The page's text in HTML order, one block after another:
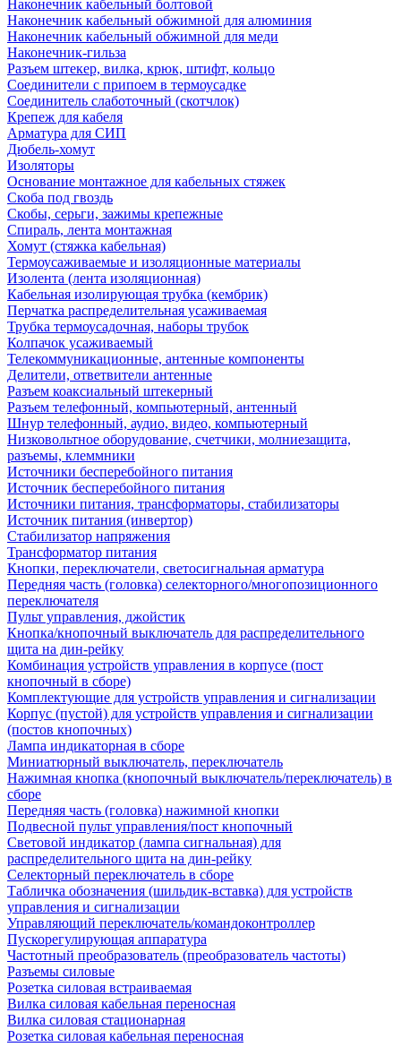
Наконечник кабельный болтовой
Наконечник кабельный обжимной для алюминия
Наконечник кабельный обжимной для меди
Наконечник-гильза
Разъем штекер, вилка, крюк, штифт, кольцо
Соединители с припоем в термоусадке
Соединитель слаботочный (скотчлок)
Крепеж для кабеля
Арматура для СИП
Дюбель-хомут
Изоляторы
Основание монтажное для кабельных стяжек
Скоба под гвоздь
Скобы, серьги, зажимы крепежные
Спираль, лента монтажная
Хомут (стяжка кабельная)
Термоусаживаемые и изоляционные материалы
Изолента (лента изоляционная)
Кабельная изолирующая трубка (кембрик)
Перчатка распределительная усаживаемая
Трубка термоусадочная, наборы трубок
Колпачок усаживаемый
Телекоммуникационные, антенные компоненты
Делители, ответвители антенные
Разъем коаксиальный штекерный
Разъем телефонный, компьютерный, антенный
Шнур телефонный, аудио, видео, компьютерный
Низковольтное оборудование, счетчики, молниезащита,
разъемы, клеммники
Источники бесперебойного питания
Источник бесперебойного питания
Источники питания, трансформаторы, стабилизаторы
Источник питания (инвертор)
Стабилизатор напряжения
Трансформатор питания
Кнопки, переключатели, светосигнальная арматура
Передняя часть (головка) селекторного/многопозиционного
переключателя
Пульт управления, джойстик
Кнопка/кнопочный выключатель для распределительного
щита на дин-рейку
Комбинация устройств управления в корпусе (пост
кнопочный в сборе)
Комплектующие для устройств управления и сигнализации
Корпус (пустой) для устройств управления и сигнализации
(постов кнопочных)
Лампа индикаторная в сборе
Миниатюрный выключатель, переключатель
Нажимная кнопка (кнопочный выключатель/переключатель) в
сборе
Передняя часть (головка) нажимной кнопки
Подвесной пульт управления/пост кнопочный
Световой индикатор (лампа сигнальная) для
распределительного щита на дин-рейку
Селекторный переключатель в сборе
Табличка обозначения (шильдик-вставка) для устройств
управления и сигнализации
Управляющий переключатель/командоконтроллер
Пускорегулирующая аппаратура
Частотный преобразователь (преобразователь частоты)
Разъемы силовые
Розетка силовая встраиваемая
Вилка силовая кабельная переносная
Вилка силовая стационарная
Розетка силовая кабельная переносная